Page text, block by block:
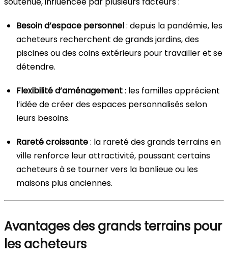
Besoin d’espace personnel: depuis la pandémie, les
acheteurs recherchent de grands jardins, des
piscines ou des coins extérieurs pour travailler et se
détendre.
Flexibilité d’aménagement: les familles apprécient
l’idée de créer des espaces personnalisés selon
leurs besoins.
Rareté croissante: la rareté des grands terrains en
ville renforce leur attractivité, poussant certains
acheteurs à se tourner vers la banlieue ou les
maisons plus anciennes.
Avantages des grands terrains pour
les acheteurs